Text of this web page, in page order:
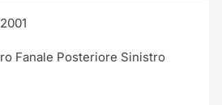
Fanale Posteriore Sinistro